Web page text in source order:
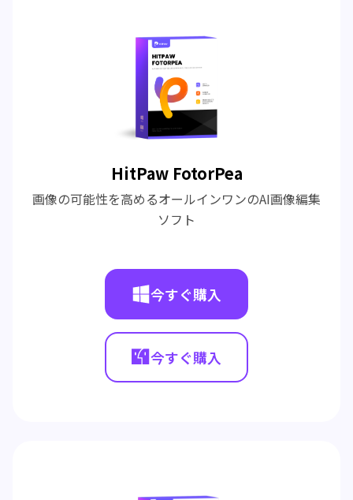
HitPaw FotorPea
画像の可能性を高めるオールインワンのAI画像編集
ソフト
今すぐ購入
今すぐ購入